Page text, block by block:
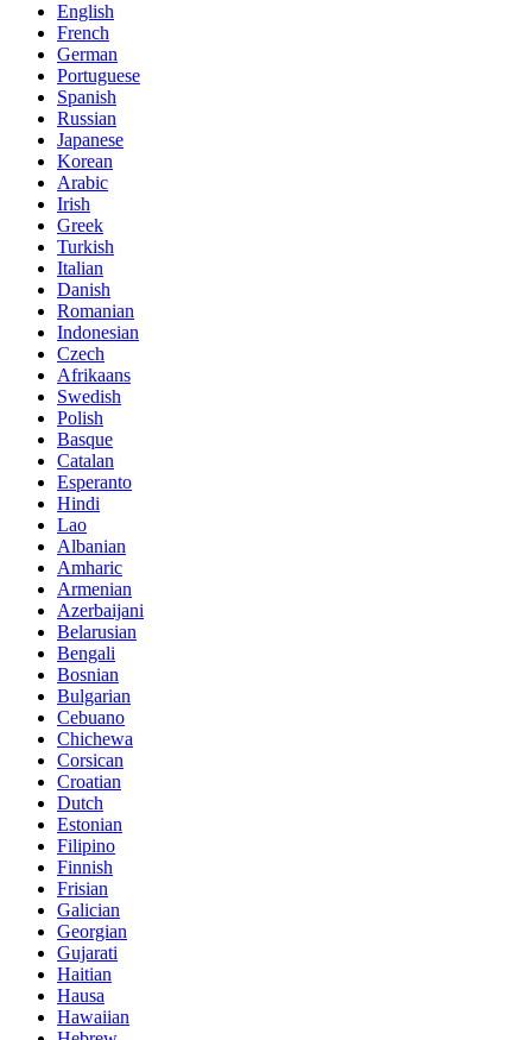
English
French
German
Portuguese
Spanish
Russian
Japanese
Korean
Arabic
Irish
Greek
Turkish
Italian
Danish
Romanian
Indonesian
Czech
Afrikaans
Swedish
Polish
Basque
Catalan
Esperanto
Hindi
Lao
Albanian
Amharic
Armenian
Azerbaijani
Belarusian
Bengali
Bosnian
Bulgarian
Cebuano
Chichewa
Corsican
Croatian
Dutch
Estonian
Filipino
Finnish
Frisian
Galician
Georgian
Gujarati
Haitian
Hausa
Hawaiian